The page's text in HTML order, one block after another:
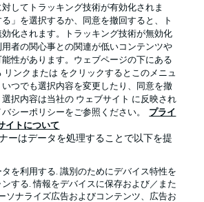
as it's meant to be
BUNDESLIGA APP
してトラッキング技術が有効化されま
」を選択するか、同意を撤回すると、ト
化されます。トラッキング技術が無効化
者の関心事との関連が低いコンテンツや
性があります。ウェブページの下にある
リンクまたは をクリックするとこのメニュ
つでも選択内容を変更したり、同意を撤
択内容は当社の ウェブサイト に反映され
シーポリシーをご参照ください。
プライ
イトについて
ーはデータを処理することで以下を提
を利用する. 識別のためにデバイス特性を
する. 情報をデバイスに保存および／また
ソナライズ広告およびコンテンツ、広告お